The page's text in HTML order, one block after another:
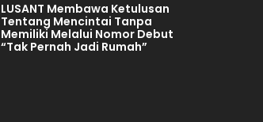
LUSANT Membawa Ketulusan
Tentang Mencintai Tanpa
Memiliki Melalui Nomor Debut
“Tak Pernah Jadi Rumah”